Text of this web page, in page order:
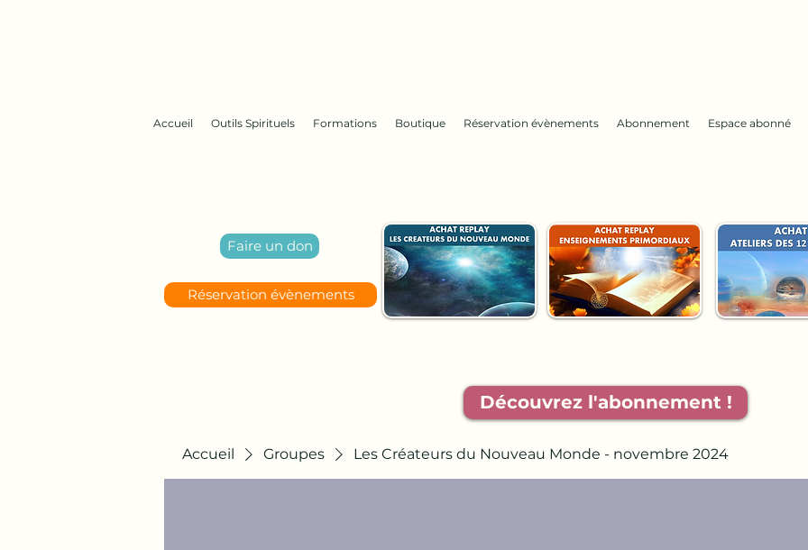
Accueil Outils Spirituels Formations Boutique Réservation évènements Abonnement Espace abonné
Faire un don
Réservation évènements
Découvrez l'abonnement !
Accueil Groupes Les Créateurs du Nouveau Monde - novembre 2024